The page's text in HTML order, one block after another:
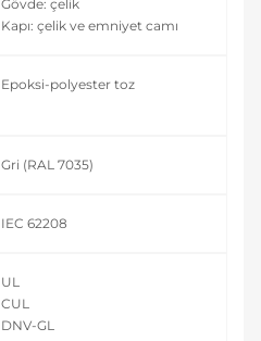
Gövde: çelik
Kapı: çelik ve emniyet camı
Epoksi-polyester toz
Gri (RAL 7035)
IEC 62208
UL
CUL
DNV-GL